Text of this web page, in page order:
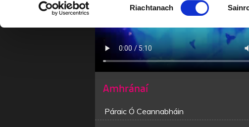
Riachtanach
Amhránaí
Páraic Ó Ceannabháin